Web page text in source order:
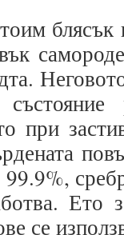
блясък
при
Ето
се